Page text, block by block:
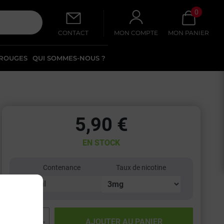
CONTACT
QUI SOMMES-NOUS ?
MON COMPTE
0
MON PANIER
5,90 €
EN STOCK
Contenance Taux de nicotine
AJOUTER AU PANIER